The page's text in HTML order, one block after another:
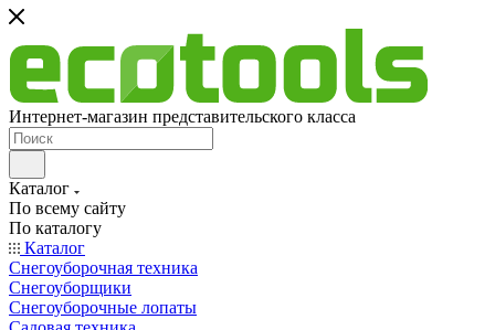
Интернет-магазин представительского класса
Каталог
По всему сайту
По каталогу
Каталог
Снегоуборочная техника
Снегоуборщики
Снегоуборочные лопаты